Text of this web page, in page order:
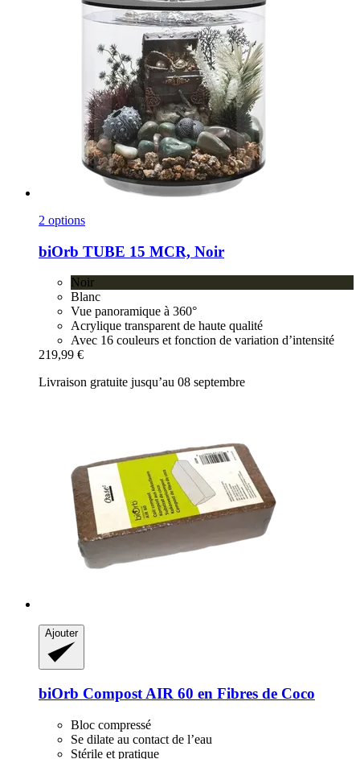
2 options
biOrb TUBE 15 MCR, Noir
Noir
Blanc
Vue panoramique à 360°
Acrylique transparent de haute qualité
Avec 16 couleurs et fonction de variation d’intensité
219,99 €
Livraison gratuite jusqu’au 08 septembre
Ajouter
biOrb Compost AIR 60 en Fibres de Coco
Bloc compressé
Se dilate au contact de l’eau
Stérile et pratique